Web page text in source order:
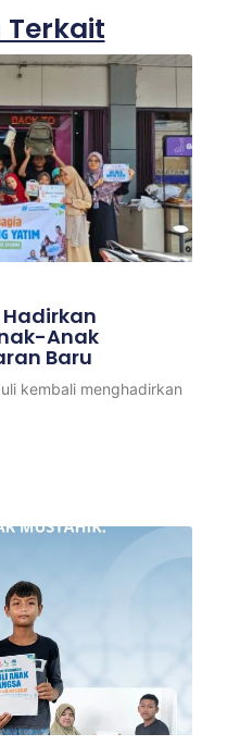
Terkait
Anak
Baru
kembali menghadirkan